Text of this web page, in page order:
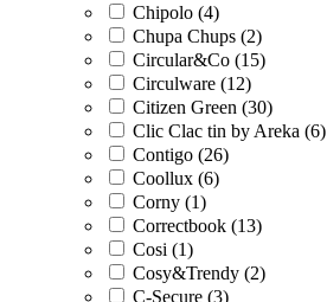
Chipolo (4)
Chupa Chups (2)
Circular&Co (15)
Circulware (12)
Citizen Green (30)
Clic Clac tin by Areka (6)
Contigo (26)
Coollux (6)
Corny (1)
Correctbook (13)
Cosi (1)
Cosy&Trendy (2)
C-Secure (3)